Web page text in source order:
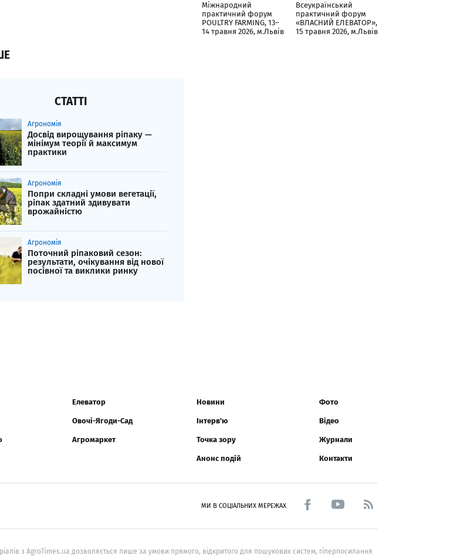
СТАТТІ
Агрономія
Досвід вирощування ріпаку —
мінімум теорії й максимум
практики
Агрономія
Попри складні умови вегетації,
ріпак здатний здивувати
врожайністю
Агрономія
Поточний ріпаковий сезон:
результати, очікування від нової
посівної та виклики ринку
Міжнародний
практичний форум
POULTRY FARMING, 13–
14 травня 2026, м.Львів
Всеукраїнський
практичний форум
«ВЛАСНИЙ ЕЛЕВАТОР»,
15 травня 2026, м.Львів
Елеватор
Овочі-Ягоди-Сад
Агромаркет
Новини
Інтерв'ю
Точка зору
Анонс подій
Фото
Відео
Журнали
Контакти
МИ В СОЦІАЛЬНИХ МЕРЕЖАХ
з AgroTimes.ua дозволяється лише за умови прямого, відкритого для пошукових систем, гіперпосилання